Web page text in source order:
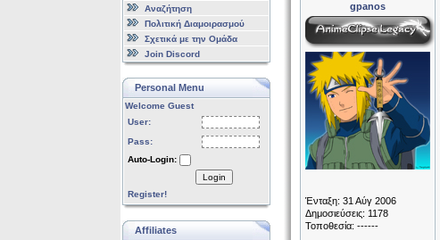
Αναζήτηση
Πολιτική Διαμοιρασμού
Σχετικά με την Ομάδα
Join Discord
Personal Menu
Welcome Guest
User:
Pass:
Auto-Login:
Login
Register!
Affiliates
gpanos
Ένταξη: 31 Αύγ 2006
Δημοσιεύσεις: 1178
Τοποθεσία: ------